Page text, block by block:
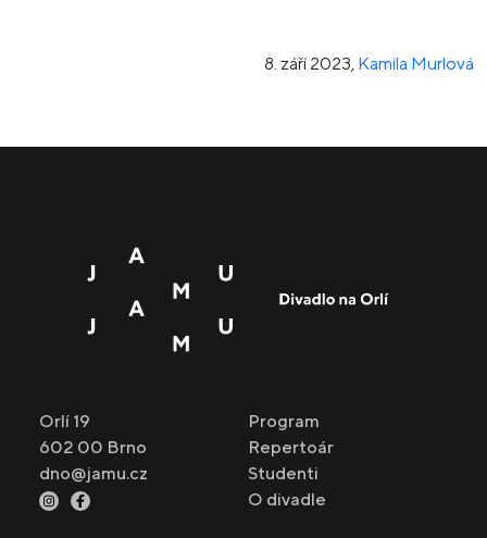
8. září 2023, Kamila Murlová
Orlí 19
602 00 Brno
dno@jamu.cz
Program
Repertoár
Studenti
O divadle